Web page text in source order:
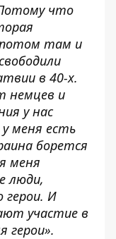
что
там и
в 40-х.
немцев и
у нас
меня есть
борется
меня
люди,
герои. И
участие в
герои».